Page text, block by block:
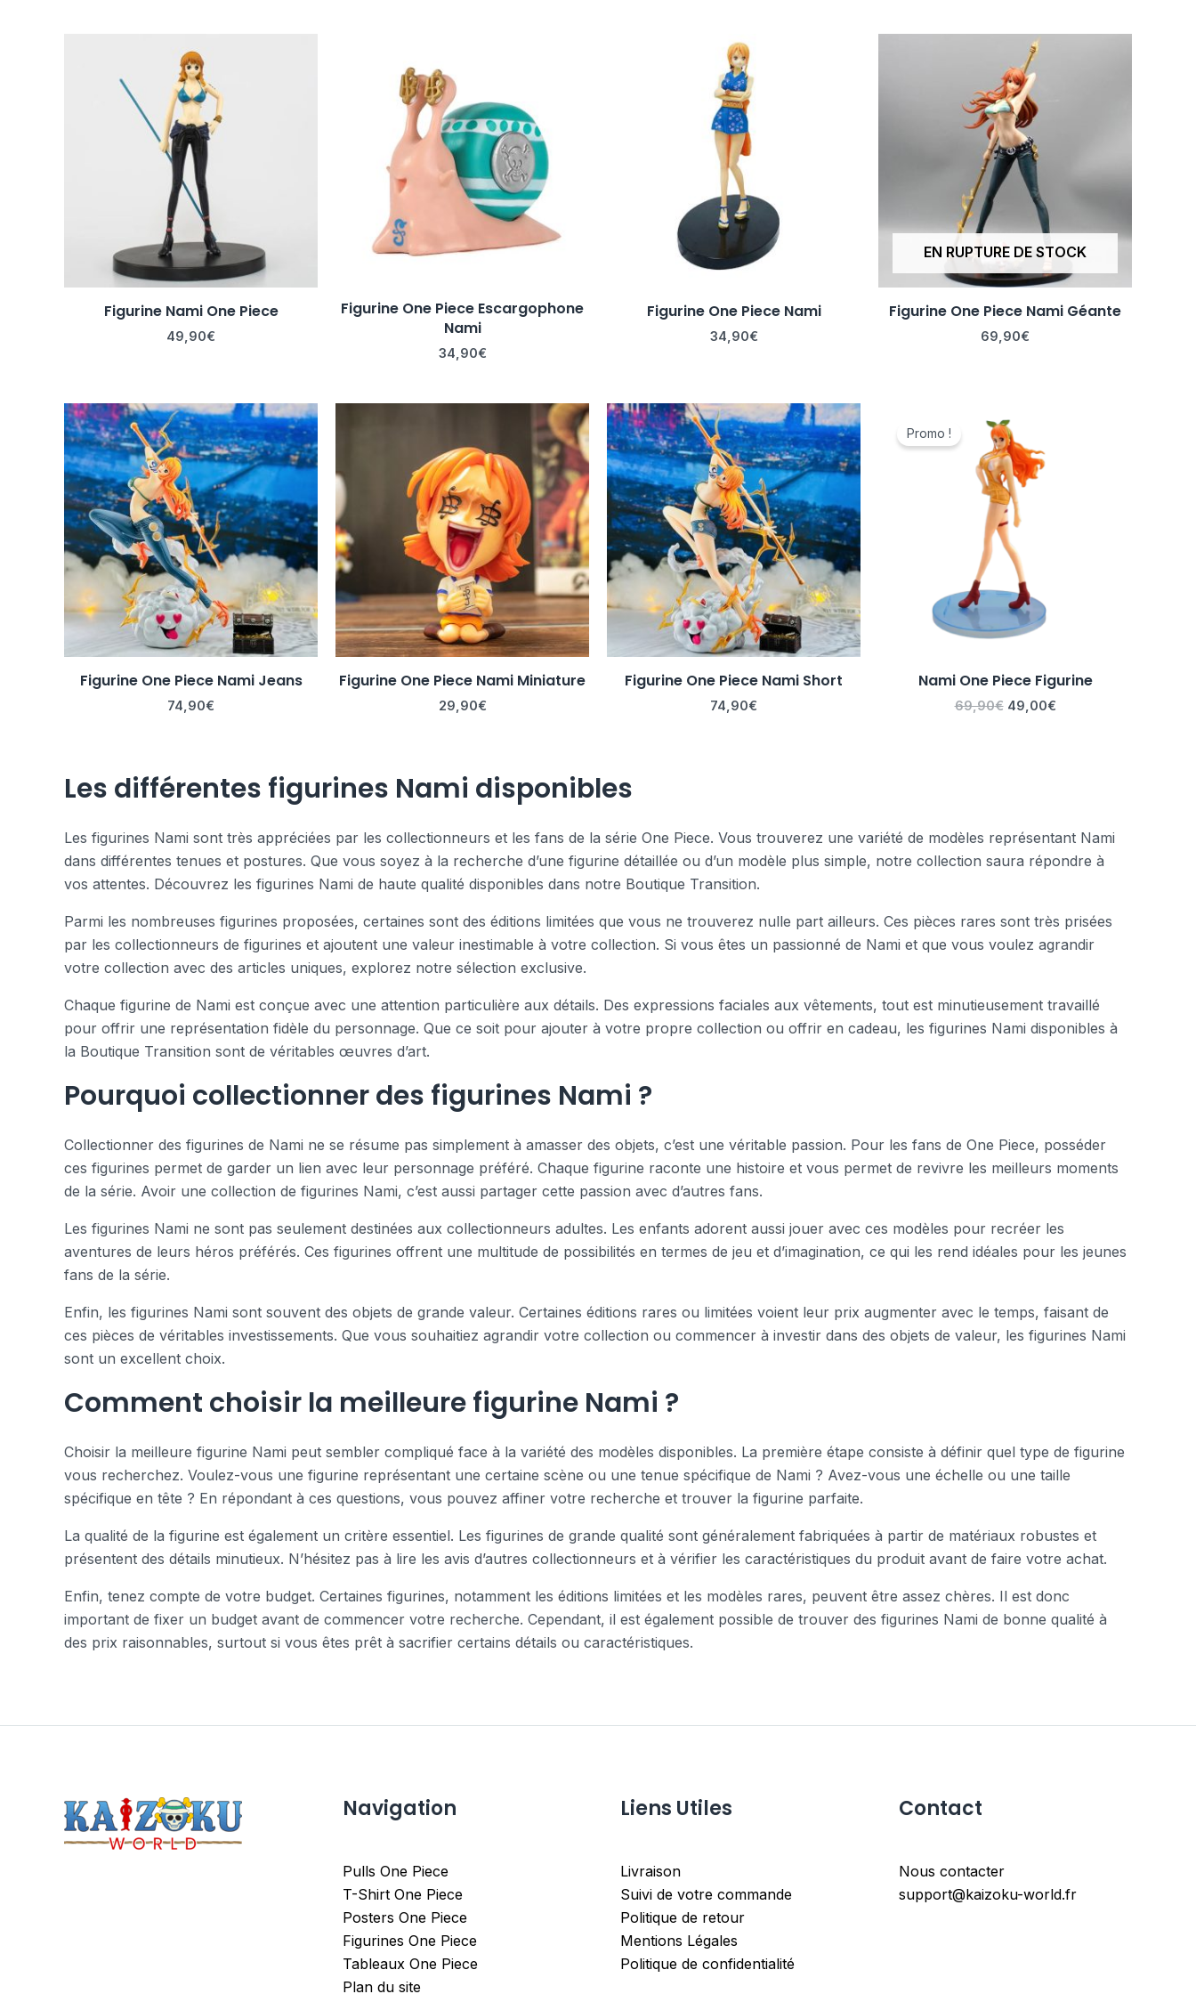
Figurine Nami One Piece
49,90€
Figurine One Piece Escargophone
Nami
34,90€
Figurine One Piece Nami
34,90€
EN RUPTURE DE STOCK
Figurine One Piece Nami Géante
69,90€
Figurine One Piece Nami Jeans
74,90€
Figurine One Piece Nami Miniature
29,90€
Figurine One Piece Nami Short
74,90€
Promo !
Nami One Piece Figurine
69,90€
prix
initial
était :
69,90€.
49,00€
Les différentes figurines Nami disponibles
Les figurines Nami sont très appréciées par les collectionneurs et les fans de la série One Piece. Vous trouverez une variété de modèles représentant Nami
dans différentes tenues et postures. Que vous soyez à la recherche d’une figurine détaillée ou d’un modèle plus simple, notre collection saura répondre à
vos attentes. Découvrez les figurines Nami de haute qualité disponibles dans notre Boutique Transition.
Parmi les nombreuses figurines proposées, certaines sont des éditions limitées que vous ne trouverez nulle part ailleurs. Ces pièces rares sont très prisées
par les collectionneurs de figurines et ajoutent une valeur inestimable à votre collection. Si vous êtes un passionné de Nami et que vous voulez agrandir
votre collection avec des articles uniques, explorez notre sélection exclusive.
Chaque figurine de Nami est conçue avec une attention particulière aux détails. Des expressions faciales aux vêtements, tout est minutieusement travaillé
pour offrir une représentation fidèle du personnage. Que ce soit pour ajouter à votre propre collection ou offrir en cadeau, les figurines Nami disponibles à
la Boutique Transition sont de véritables œuvres d’art.
Pourquoi collectionner des figurines Nami ?
Collectionner des figurines de Nami ne se résume pas simplement à amasser des objets, c’est une véritable passion. Pour les fans de One Piece, posséder
ces figurines permet de garder un lien avec leur personnage préféré. Chaque figurine raconte une histoire et vous permet de revivre les meilleurs moments
de la série. Avoir une collection de figurines Nami, c’est aussi partager cette passion avec d’autres fans.
Les figurines Nami ne sont pas seulement destinées aux collectionneurs adultes. Les enfants adorent aussi jouer avec ces modèles pour recréer les
aventures de leurs héros préférés. Ces figurines offrent une multitude de possibilités en termes de jeu et d’imagination, ce qui les rend idéales pour les jeunes
fans de la série.
Enfin, les figurines Nami sont souvent des objets de grande valeur. Certaines éditions rares ou limitées voient leur prix augmenter avec le temps, faisant de
ces pièces de véritables investissements. Que vous souhaitiez agrandir votre collection ou commencer à investir dans des objets de valeur, les figurines Nami
sont un excellent choix.
Comment choisir la meilleure figurine Nami ?
Choisir la meilleure figurine Nami peut sembler compliqué face à la variété des modèles disponibles. La première étape consiste à définir quel type de figurine
vous recherchez. Voulez-vous une figurine représentant une certaine scène ou une tenue spécifique de Nami ? Avez-vous une échelle ou une taille
spécifique en tête ? En répondant à ces questions, vous pouvez affiner votre recherche et trouver la figurine parfaite.
La qualité de la figurine est également un critère essentiel. Les figurines de grande qualité sont généralement fabriquées à partir de matériaux robustes et
présentent des détails minutieux. N’hésitez pas à lire les avis d’autres collectionneurs et à vérifier les caractéristiques du produit avant de faire votre achat.
Enfin, tenez compte de votre budget. Certaines figurines, notamment les éditions limitées et les modèles rares, peuvent être assez chères. Il est donc
important de fixer un budget avant de commencer votre recherche. Cependant, il est également possible de trouver des figurines Nami de bonne qualité à
des prix raisonnables, surtout si vous êtes prêt à sacrifier certains détails ou caractéristiques.
Navigation
Pulls One Piece
T-Shirt One Piece
Posters One Piece
Figurines One Piece
Tableaux One Piece
Plan du site
Liens Utiles
Livraison
Suivi de votre commande
Politique de retour
Mentions Légales
Politique de confidentialité
Contact
Nous contacter
support@kaizoku-world.fr